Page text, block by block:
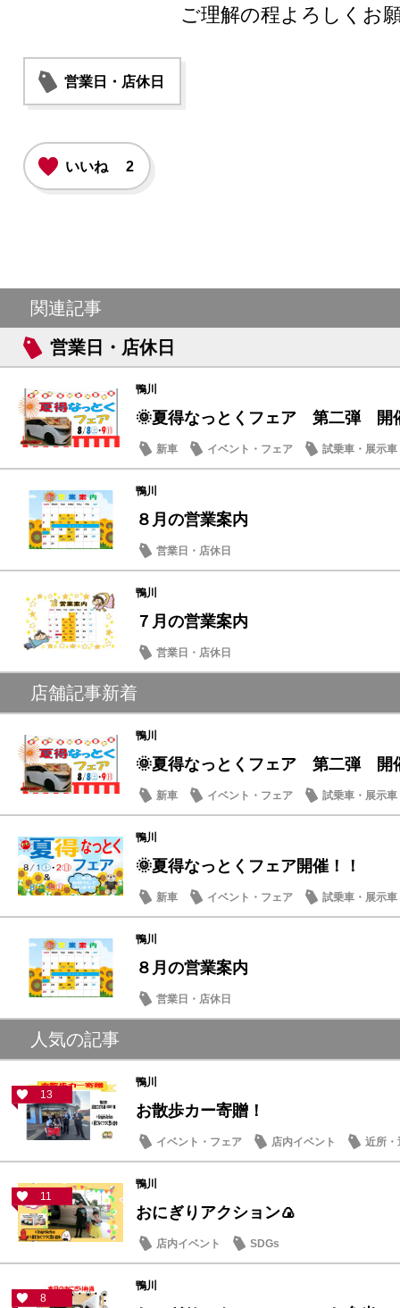
ご理解の程よろしくお願い
営業日・店休日
いいね 2
関連記事
営業日・店休日
鴨川
🌞夏得なっとくフェア 第二弾 開
新車 イベント・フェア
試乗車・展示車
営業日・店休日
鴨川
８月の営業案内
営業日・店休日
鴨川
７月の営業案内
営業日・店休日
店舗記事新着
鴨川
🌞夏得なっとくフェア 第二弾 開
新車 イベント・フェア
試乗車・展示車
営業日・店休日
鴨川
🌞夏得なっとくフェア開催！！
新車 イベント・フェア 試乗車・展示車
鴨川
８月の営業案内
営業日・店休日
人気の記事
13
鴨川
お散歩カー寄贈！
イベント・フェア 店内イベント 近所・
11
鴨川
おにぎりアクション🍙
店内イベント SDGs
8
鴨川